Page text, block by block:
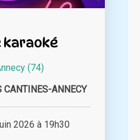
karaoké
(74)
CANTINES-ANNECY
2026 à 19h30